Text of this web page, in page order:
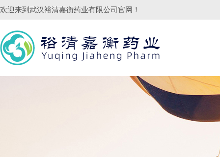
欢迎来到 武汉裕清嘉衡药业有限公司 官网！